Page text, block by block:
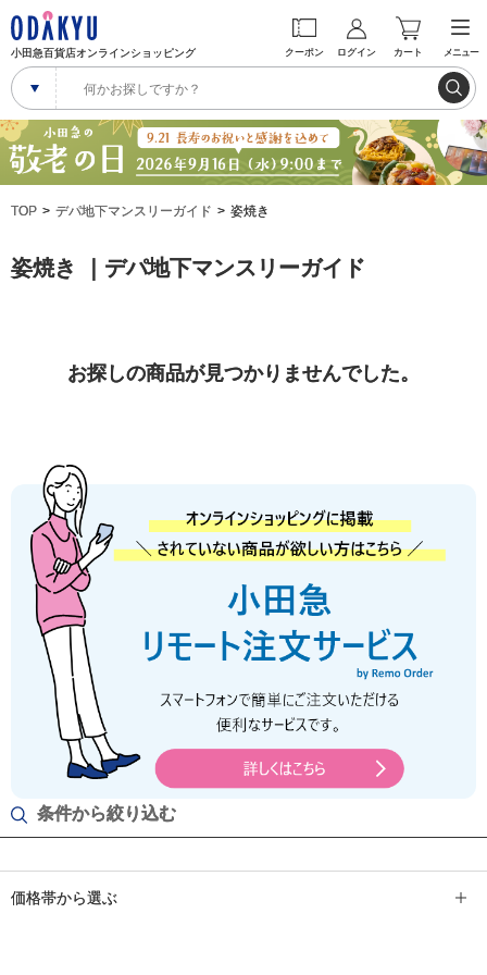
小田急百貨店オンラインショッピング クーポン ログイン カート メニュー
TOP デパ地下マンスリーガイド 姿焼き
条件から絞り込む
価格帯から選ぶ
姿焼き ｜デパ地下マンスリーガイド
お探しの商品が見つかりませんでした。